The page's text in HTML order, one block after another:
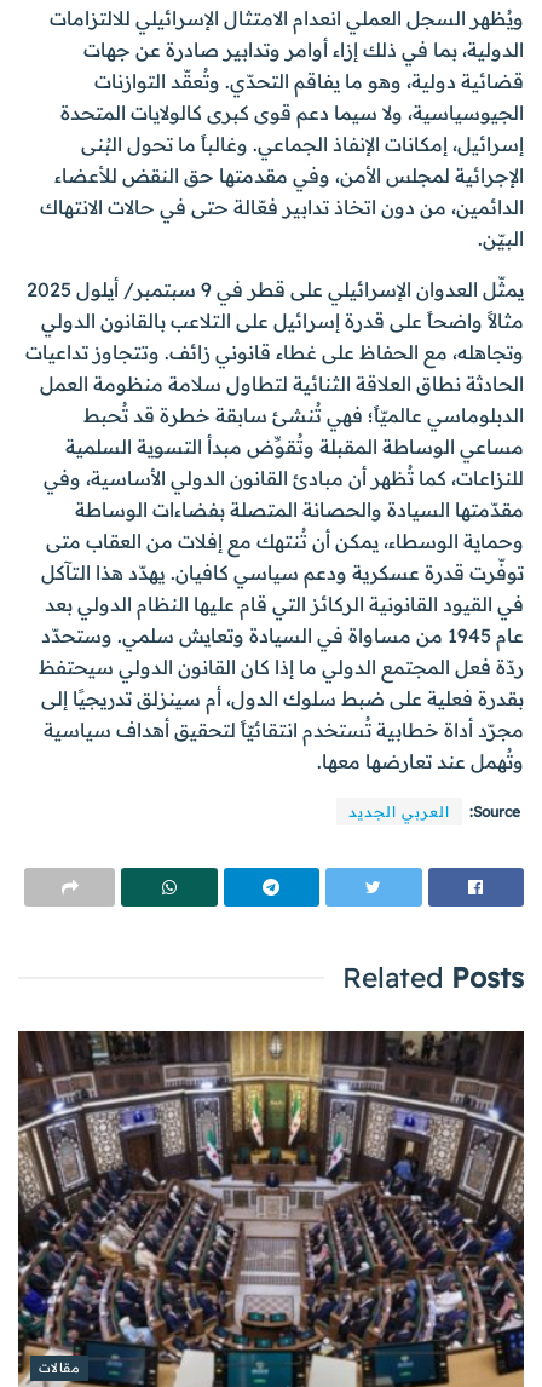
ويُظهر السجل العملي انعدام الامتثال الإسرائيلي للالتزامات
الدولية، بما في ذلك إزاء أوامر وتدابير صادرة عن جهات
قضائية دولية، وهو ما يفاقم التحدّي. وتُعقّد التوازنات
الجيوسياسية، ولا سيما دعم قوى كبرى كالولايات المتحدة
إسرائيل، إمكانات الإنفاذ الجماعي. وغالباً ما تحول البُنى
الإجرائية لمجلس الأمن، وفي مقدمتها حق النقض للأعضاء
الدائمين، من دون اتخاذ تدابير فعّالة حتى في حالات الانتهاك
البيّن.
يمثّل العدوان الإسرائيلي على قطر في 9 سبتمبر/ أيلول 2025
مثالاً واضحاً على قدرة إسرائيل على التلاعب بالقانون الدولي
وتجاهله، مع الحفاظ على غطاء قانوني زائف. وتتجاوز تداعيات
الحادثة نطاق العلاقة الثنائية لتطاول سلامة منظومة العمل
الدبلوماسي عالميّاً؛ فهي تُنشئ سابقة خطرة قد تُحبط
مساعي الوساطة المقبلة وتُقوِّض مبدأ التسوية السلمية
للنزاعات، كما تُظهر أن مبادئ القانون الدولي الأساسية، وفي
مقدّمتها السيادة والحصانة المتصلة بفضاءات الوساطة
وحماية الوسطاء، يمكن أن تُنتهك مع إفلات من العقاب متى
توفّرت قدرة عسكرية ودعم سياسي كافيان. يهدّد هذا التآكل
في القيود القانونية الركائز التي قام عليها النظام الدولي بعد
عام 1945 من مساواة في السيادة وتعايش سلمي. وستحدّد
ردّة فعل المجتمع الدولي ما إذا كان القانون الدولي سيحتفظ
بقدرة فعلية على ضبط سلوك الدول، أم سينزلق تدريجيًا إلى
مجرّد أداة خطابية تُستخدم انتقائيّاً لتحقيق أهداف سياسية
وتُهمل عند تعارضها معها.
Source: العربي الجديد
Related Posts
مقالات